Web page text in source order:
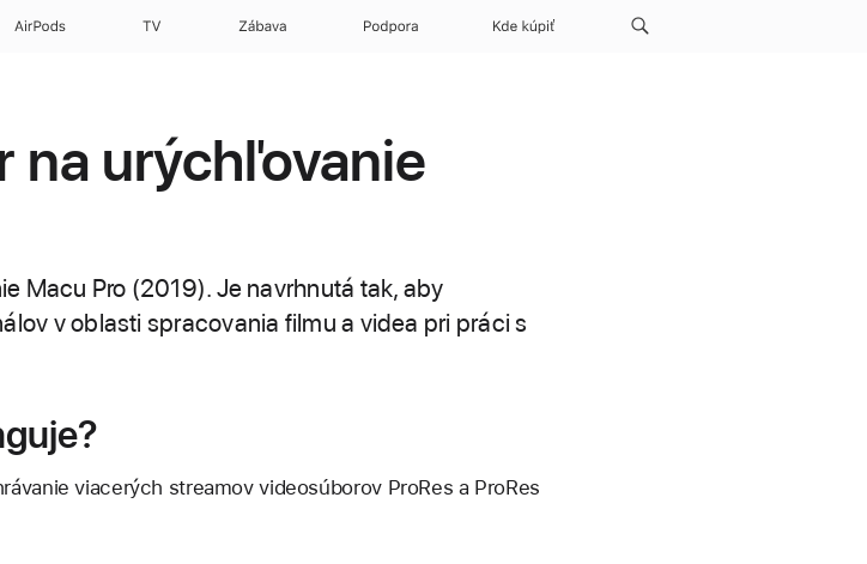
AirPods TV Zábava Podpora Kde kúpiť
na urýchľovanie
Macu Pro (2019). Je navrhnutá tak, aby
v oblasti spracovania filmu a videa pri práci s
viacerých streamov videosúborov ProRes a ProRes